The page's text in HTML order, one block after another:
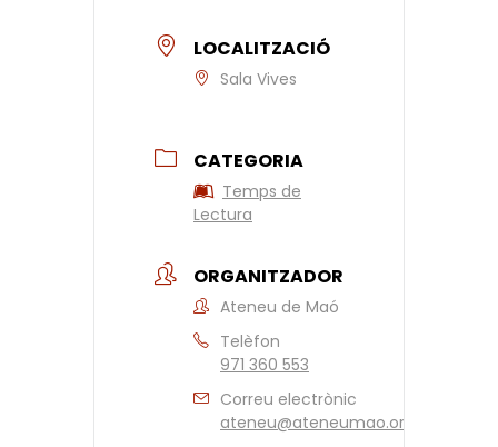
LOCALITZACIÓ
Sala Vives
CATEGORIA
Temps de
Lectura
ORGANITZADOR
Ateneu de Maó
Telèfon
971 360 553
Correu electrònic
ateneu@ateneumao.org